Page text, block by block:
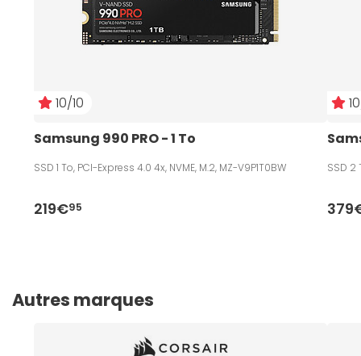
10/10
Samsung 990 PRO - 1 To
SSD 1 To, PCI-Express 4.0 4x, NVME, M.2, MZ-V9P1T0BW
219€95
SSD 2
Autres marques